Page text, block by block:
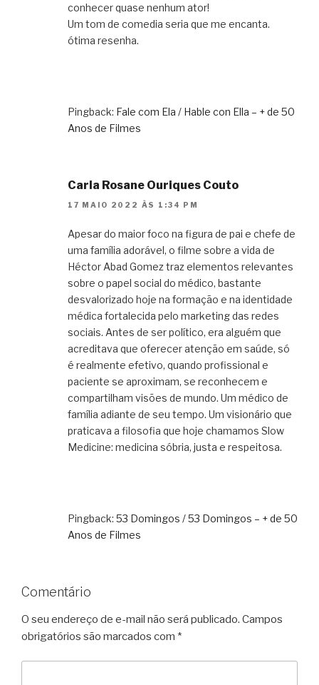
conhecer quase nenhum ator!
Um tom de comedia seria que me encanta.
ótima resenha.
Pingback: Fale com Ela / Hable con Ella – + de 50
Anos de Filmes
Carla Rosane Ouriques Couto
17 MAIO 2022 ÀS 1:34 PM
Apesar do maior foco na figura de pai e chefe de
uma família adorável, o filme sobre a vida de
Héctor Abad Gomez traz elementos relevantes
sobre o papel social do médico, bastante
desvalorizado hoje na formação e na identidade
médica fortalecida pelo marketing das redes
sociais. Antes de ser político, era alguém que
acreditava que oferecer atenção em saúde, só
é realmente efetivo, quando profissional e
paciente se aproximam, se reconhecem e
compartilham visões de mundo. Um médico de
família adiante de seu tempo. Um visionário que
praticava a filosofia que hoje chamamos Slow
Medicine: medicina sóbria, justa e respeitosa.
Pingback: 53 Domingos / 53 Domingos – + de 50
Anos de Filmes
Comentário
O seu endereço de e-mail não será publicado. Campos
obrigatórios são marcados com *